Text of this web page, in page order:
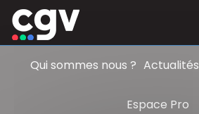
Qui sommes nous ? Actualités
Espace Pro
Panneau de gestion des cookies